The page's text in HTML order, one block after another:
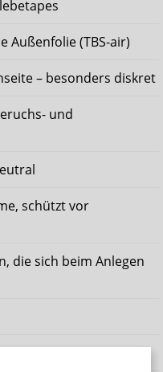
Außenfolie (TBS-air)
– besonders diskret
und
schützt vor
die sich beim Anlegen
XL: 16 Stück)